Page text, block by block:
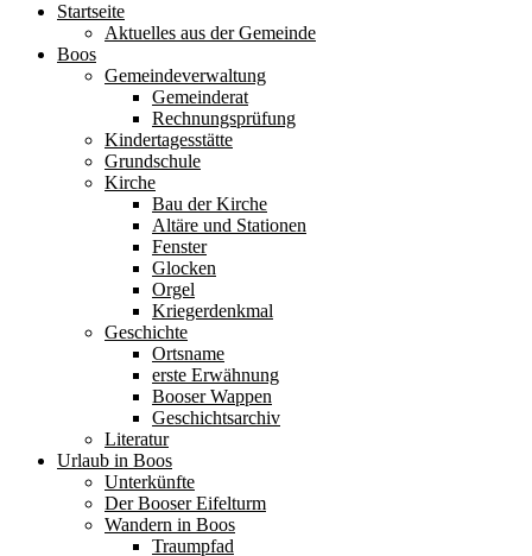
Startseite
Aktuelles aus der Gemeinde
Boos
Gemeindeverwaltung
Gemeinderat
Rechnungsprüfung
Kindertagesstätte
Grundschule
Kirche
Bau der Kirche
Altäre und Stationen
Fenster
Glocken
Orgel
Kriegerdenkmal
Geschichte
Ortsname
erste Erwähnung
Booser Wappen
Geschichtsarchiv
Literatur
Urlaub in Boos
Unterkünfte
Der Booser Eifelturm
Wandern in Boos
Traumpfad